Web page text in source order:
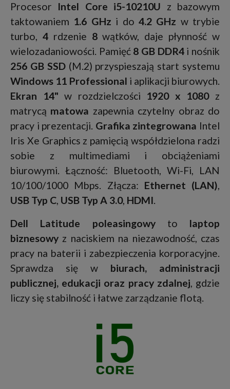
Procesor Intel Core i5-10210U z bazowym
taktowaniem 1.6 GHz i do 4.2 GHz w trybie
turbo, 4rdzenie 8wątków, daje płynność w
wielozadaniowości. Pamięć 8 GB DDR4 i nośnik
256 GB SSD (M.2) przyspieszają start systemu
Windows 11 Professional i aplikacji biurowych.
Ekran 14" w rozdzielczości 1920 x 1080z
matrycą matowa zapewnia czytelny obraz do
pracy i prezentacji. Grafika zintegrowana Intel
Iris Xe Graphics z pamięcią współdzielona radzi
sobie z multimediami i obciążeniami
biurowymi. Łączność: Bluetooth, Wi-Fi, LAN
10/100/1000 Mbps. Złącza: Ethernet (LAN),
USB Typ C, USB Typ A 3.0, HDMI.
Dell Latitude poleasingowyto laptop
biznesowy z naciskiem na niezawodność, czas
pracy na baterii i zabezpieczenia korporacyjne.
Sprawdza się w biurach, administracji
publicznej, edukacji oraz pracy zdalnej, gdzie
liczy się stabilność i łatwe zarządzanie flotą.